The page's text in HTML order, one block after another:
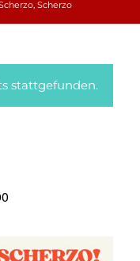
Scherzo
stattgefunden.